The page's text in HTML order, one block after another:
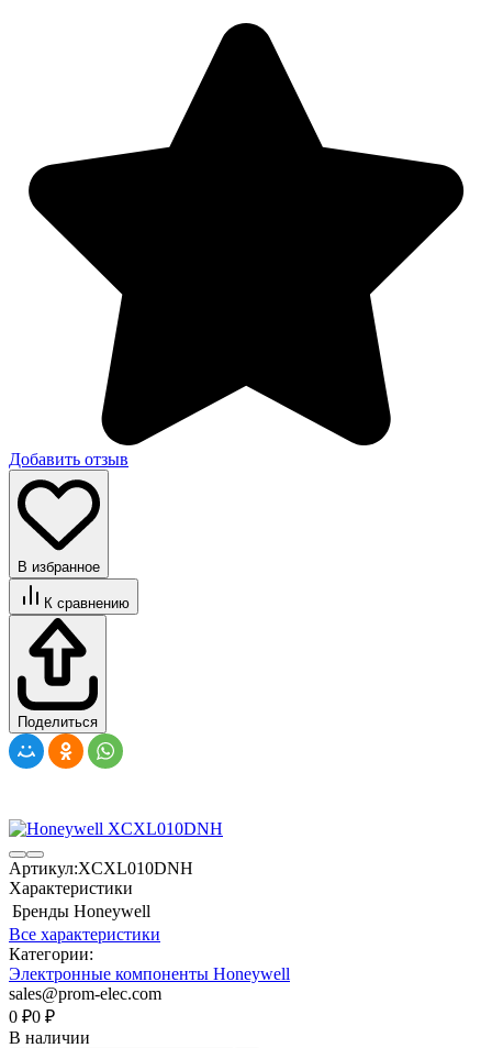
Добавить отзыв
В избранное
К сравнению
Поделиться
Артикул:XCXL010DNH
Характеристики
Бренды Honeywell
Все характеристики
Категории:
Электронные компоненты Honeywell
sales@prom-elec.com
0 ₽0 ₽
В наличии